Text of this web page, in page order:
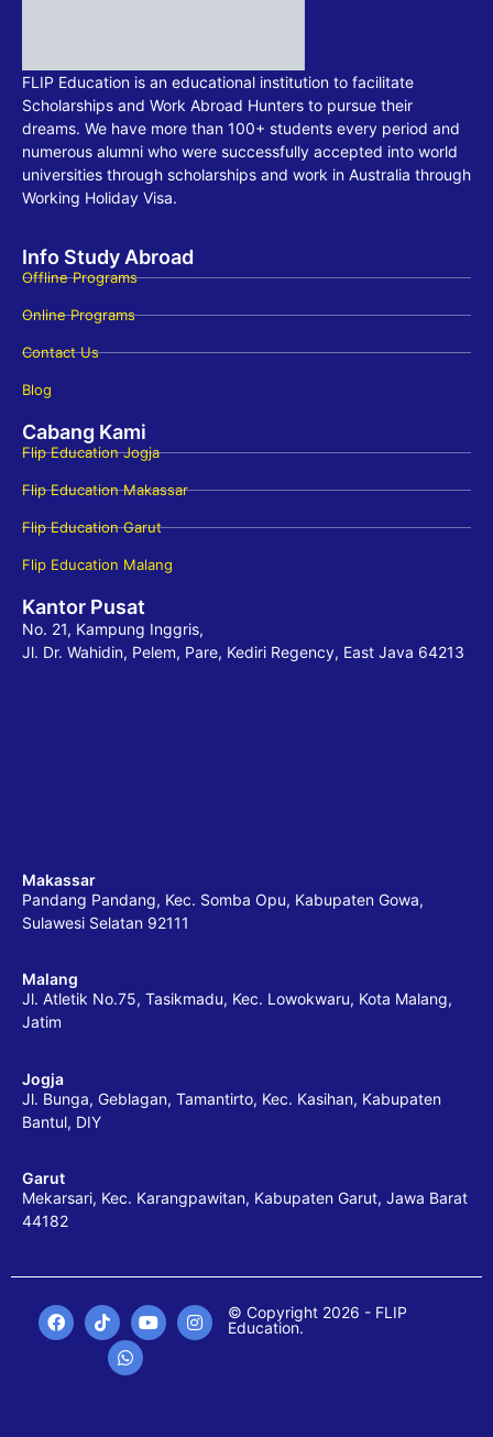
FLIP Education is an educational institution to facilitate
Scholarships and Work Abroad Hunters to pursue their
dreams. We have more than 100+ students every period and
numerous alumni who were successfully accepted into world
universities through scholarships and work in Australia through
Working Holiday Visa.
Info Study Abroad
Offline Programs
Online Programs
Contact Us
Blog
Cabang Kami
Flip Education Jogja
Flip Education Makassar
Flip Education Garut
Flip Education Malang
Kantor Pusat
No. 21, Kampung Inggris,
Jl. Dr. Wahidin, Pelem, Pare, Kediri Regency, East Java 64213
Makassar
Pandang Pandang, Kec. Somba Opu, Kabupaten Gowa,
Sulawesi Selatan 92111
Malang
Jl. Atletik No.75, Tasikmadu, Kec. Lowokwaru, Kota Malang,
Jatim
Jogja
Jl. Bunga, Geblagan, Tamantirto, Kec. Kasihan, Kabupaten
Bantul, DIY
Garut
Mekarsari, Kec. Karangpawitan, Kabupaten Garut, Jawa Barat
44182
© Copyright 2026 - FLIP
Education.